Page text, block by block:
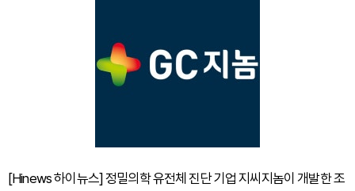
[Hinews 하이뉴스] 정밀의학 유전체 진단 기업 지씨지놈이 개발한 조